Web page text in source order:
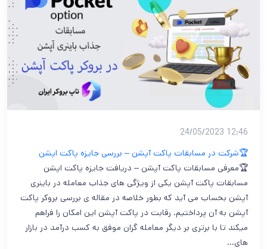
12:46 24/05/2023
🏆شرکت در مسابقات پاکت آپشن – بررسی جایزه پاکت اپشن
🏆معرفی مسابقات پاکت آپشن – دریافت جایزه پاکت اپشن
مسابقات پاکت آپشن یکی از ویژگی های جذاب معامله در باینری
آپشن بحساب می آید که بطور خلاصه در مقاله ی بررسی بروکر پاکت
آپشن به آن پرداختیم. رقابت در پاکت آپشن این امکان را فراهم
میکند تا با برتری بر دیگر معامله گران موفق به کسب درآمد در بازار
های…